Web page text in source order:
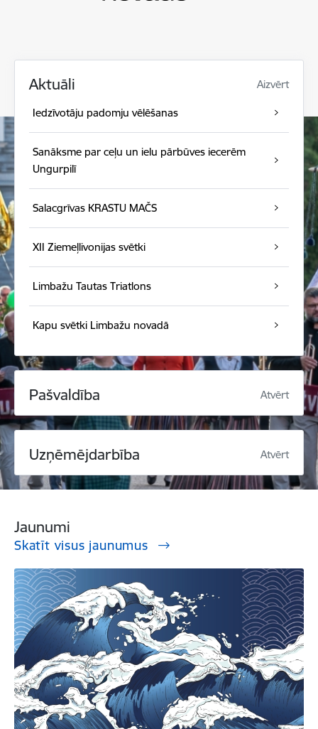
Aktuāli Aizvērt
Iedzīvotāju padomju vēlēšanas
Sanāksme par ceļu un ielu pārbūves iecerēm
Ungurpilī
Salacgrīvas KRASTU MAČS
XII Ziemeļlivonijas svētki
Limbažu Tautas Triatlons
Kapu svētki Limbažu novadā
Pašvaldība Atvērt
Uzņēmējdarbība Atvērt
Jaunumi
Skatīt visus jaunumus